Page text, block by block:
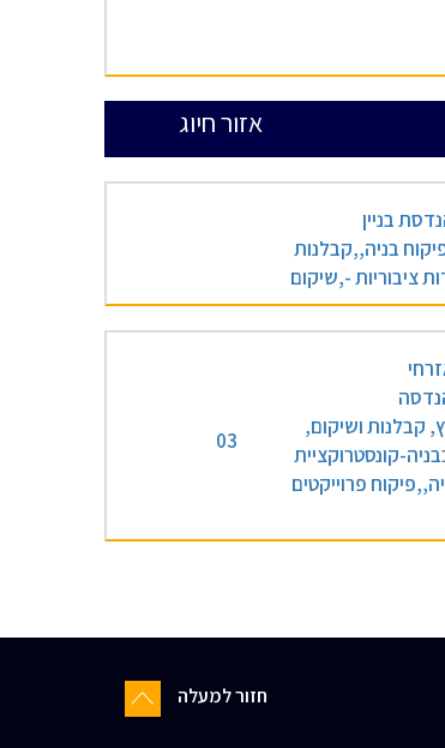
אזור חיוג
בניין
בניה,,קבלנות
ציבוריות -,שיקום
קבלנות ושיקום,
קונסטרוקציית
פרוייקטים
03
חזור למעלה